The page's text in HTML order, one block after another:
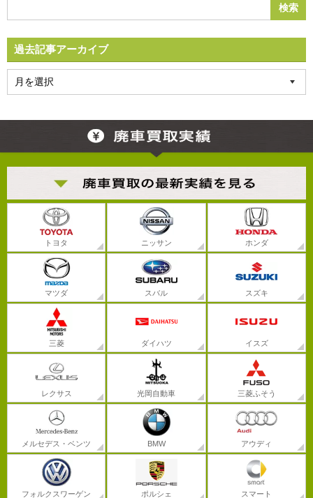
過去記事アーカイブ
トヨタ ニッサン ホンダ
マツダ スバル スズキ
三菱 ダイハツ イスズ
レクサス 光岡自動車 三菱ふそう
メルセデス・ベンツ BMW アウディ
フォルクスワーゲン ポルシェ スマート